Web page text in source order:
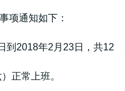
元手办抽赏开发
箱赏/无限赏
项通知如下：
到2018年2月23日，共12
正常上班。